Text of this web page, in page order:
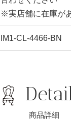
※実店舗に在庫が
IM1-CL-4466-BN
商品詳細